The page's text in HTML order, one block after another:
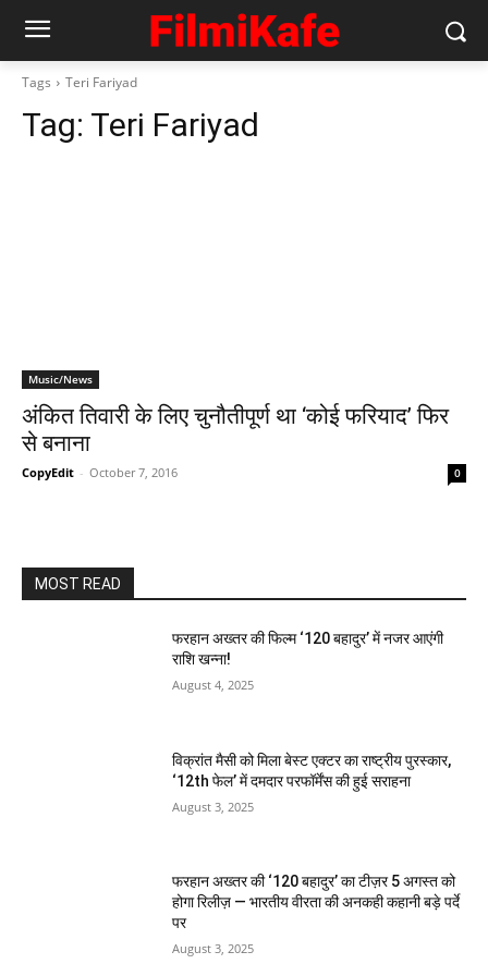
Tags Teri Fariyad
Tag: Teri Fariyad
Music/News
अंकित तिवारी के लिए चुनौतीपूर्ण था ‘कोई फरियाद’ फिर
से बनाना
CopyEdit - October 7, 2016 0
MOST READ
फरहान अख्तर की फिल्म ‘120 बहादुर’ में नजर आएंगी
राशि खन्ना!
August 4, 2025
विक्रांत मैसी को मिला बेस्ट एक्टर का राष्ट्रीय पुरस्कार,
‘12th फेल’ में दमदार परफॉर्मेंस की हुई सराहना
August 3, 2025
फरहान अख्तर की ‘120 बहादुर’ का टीज़र 5 अगस्त को
होगा रिलीज़ — भारतीय वीरता की अनकही कहानी बड़े पर्दे
पर
August 3, 2025